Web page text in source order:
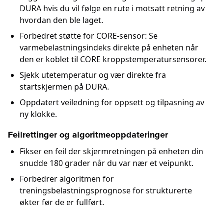
DURA hvis du vil følge en rute i motsatt retning av
hvordan den ble laget.
Forbedret støtte for CORE-sensor: Se
varmebelastningsindeks direkte på enheten når
den er koblet til CORE kroppstemperatursensorer.
Sjekk utetemperatur og vær direkte fra
startskjermen på DURA.
Oppdatert veiledning for oppsett og tilpasning av
ny klokke.
Feilrettinger og algoritmeoppdateringer
Fikser en feil der skjermretningen på enheten din
snudde 180 grader når du var nær et veipunkt.
Forbedrer algoritmen for
treningsbelastningsprognose for strukturerte
økter før de er fullført.